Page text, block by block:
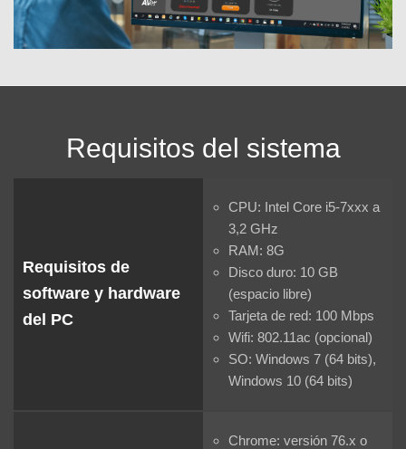
Requisitos del sistema
Requisitos de
software y hardware
del PC
CPU: Intel Core i5-7xxx a
3,2 GHz
RAM: 8G
Disco duro: 10 GB
(espacio libre)
Tarjeta de red: 100 Mbps
Wifi: 802.11ac (opcional)
SO: Windows 7 (64 bits),
Windows 10 (64 bits)
Chrome: versión 76.x o